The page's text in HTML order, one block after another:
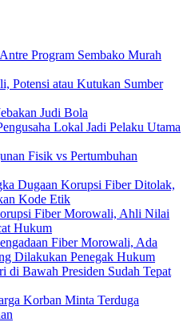
Program Sembako Murah
Potensi atau Kutukan Sumber
Judi Bola
Lokal Jadi Pelaku Utama
Fisik vs Pertumbuhan
Dugaan Korupsi Fiber Ditolak,
Kode Etik
Fiber Morowali, Ahli Nilai
Hukum
Fiber Morowali, Ada
Dilakukan Penegak Hukum
di Bawah Presiden Sudah Tepat
Korban Minta Terduga